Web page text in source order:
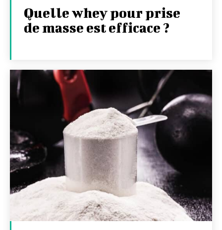
Quelle whey pour prise
de masse est efficace ?